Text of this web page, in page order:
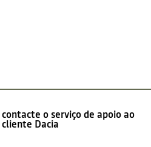
contacte o serviço de apoio ao
cliente Dacia